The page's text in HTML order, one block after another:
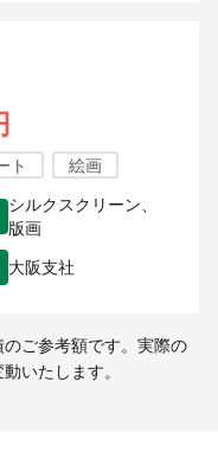
ト 絵画
シルクスクリーン、
版画
大阪支社
ご参考額です。実際の
いたします。